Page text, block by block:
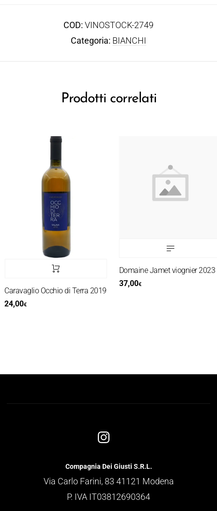
COD: VINOSTOCK-2749
Categoria: BIANCHI
Prodotti correlati
Occhio di Terra 2019
€
Domaine Jamet viognier 2023
37,00€
Compagnia Dei Giusti S.R.L.
Via Carlo Farini, 83 41121 Modena
P. IVA IT03812690364